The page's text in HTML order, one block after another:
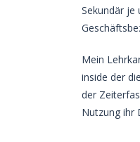
Sekundär je
Mein
inside der
der
Nutzung ihr